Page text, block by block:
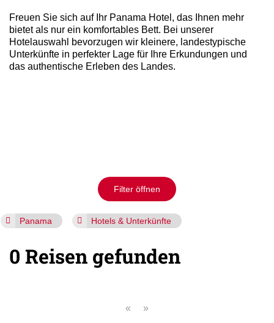
Freuen Sie sich auf Ihr Panama Hotel, das Ihnen mehr
bietet als nur ein komfortables Bett. Bei unserer
Hotelauswahl bevorzugen wir kleinere, landestypische
Unterkünfte in perfekter Lage für Ihre Erkundungen und
das authentische Erleben des Landes.
Filter öffnen
Panama Hotels & Unterkünfte
0 Reisen gefunden
« »